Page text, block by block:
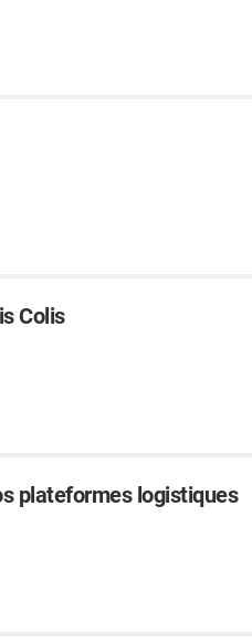
Colis
plateformes logistiques